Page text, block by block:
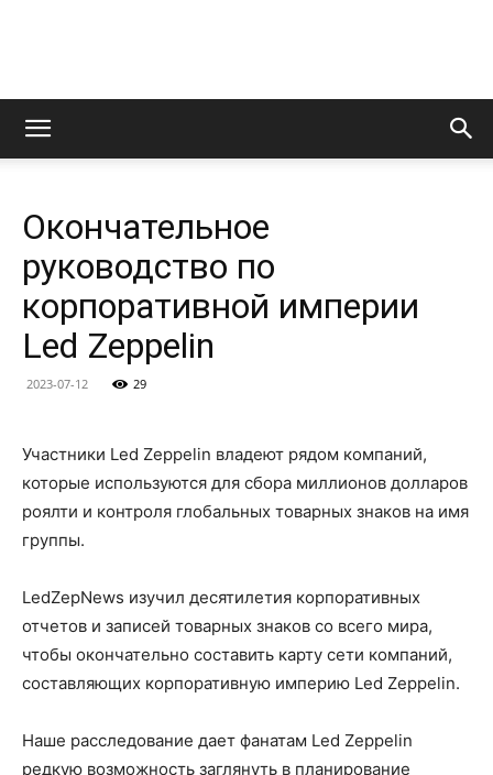
LedZeppelin.Ru
Окончательное
руководство по
корпоративной империи
Led Zeppelin
2023-07-12 29
Участники Led Zeppelin владеют рядом компаний,
которые используются для сбора миллионов долларов
роялти и контроля глобальных товарных знаков на имя
группы.
LedZepNews изучил десятилетия корпоративных
отчетов и записей товарных знаков со всего мира,
чтобы окончательно составить карту сети компаний,
составляющих корпоративную империю Led Zeppelin.
Наше расследование дает фанатам Led Zeppelin
редкую возможность заглянуть в планирование